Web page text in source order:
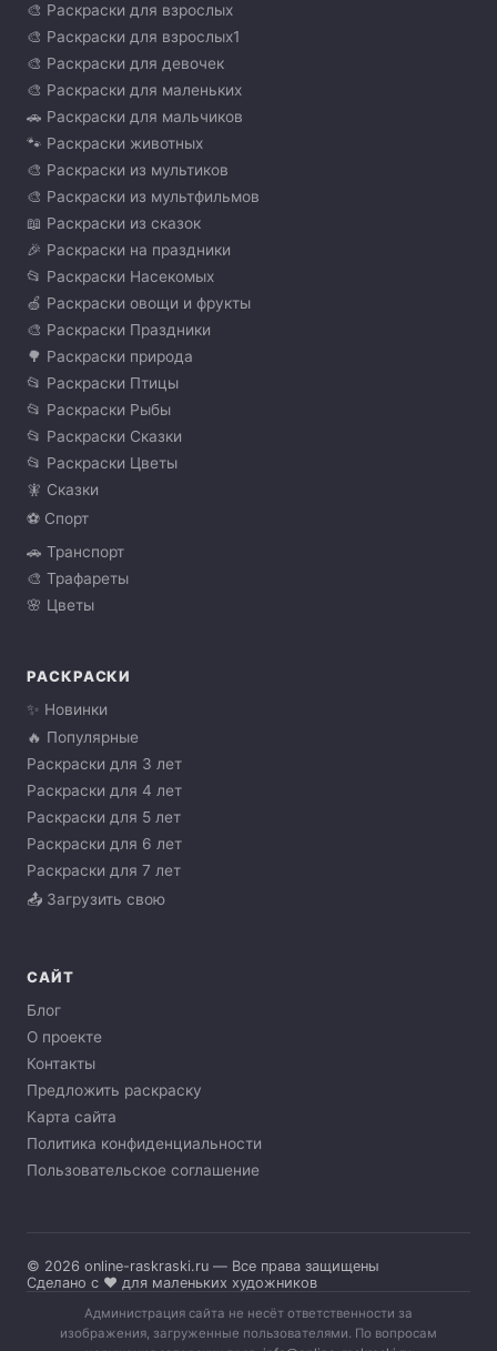
🎨 Раскраски для взрослых
🎨 Раскраски для взрослых1
🎨 Раскраски для девочек
🎨 Раскраски для маленьких
🚗 Раскраски для мальчиков
🐾 Раскраски животных
🎨 Раскраски из мультиков
🎨 Раскраски из мультфильмов
📖 Раскраски из сказок
🎉 Раскраски на праздники
📂 Раскраски Насекомых
🍏 Раскраски овощи и фрукты
🎨 Раскраски Праздники
🌳 Раскраски природа
📂 Раскраски Птицы
📂 Раскраски Рыбы
📂 Раскраски Сказки
📂 Раскраски Цветы
🧚 Сказки
⚽ Спорт
🚗 Транспорт
🎨 Трафареты
🌸 Цветы
РАСКРАСКИ
✨ Новинки
🔥 Популярные
Раскраски для 3 лет
Раскраски для 4 лет
Раскраски для 5 лет
Раскраски для 6 лет
Раскраски для 7 лет
📤 Загрузить свою
САЙТ
Блог
О проекте
Контакты
Предложить раскраску
Карта сайта
Политика конфиденциальности
Пользовательское соглашение
© 2026 online-raskraski.ru — Все права защищены
Сделано с ❤️ для маленьких художников
Администрация сайта не несёт ответственности за
изображения, загруженные пользователями. По вопросам